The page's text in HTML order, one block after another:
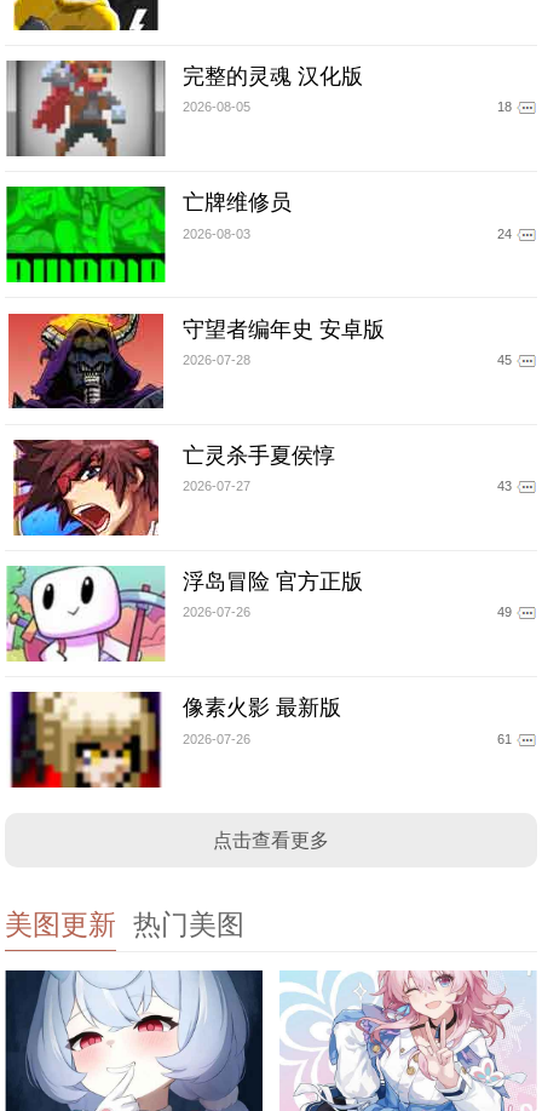
完整的灵魂 汉化版
2026-08-05 18
亡牌维修员
2026-08-03 24
守望者编年史 安卓版
2026-07-28 45
亡灵杀手夏侯惇
2026-07-27 43
浮岛冒险 官方正版
2026-07-26 49
像素火影 最新版
2026-07-26 61
点击查看更多
美图更新 热门美图